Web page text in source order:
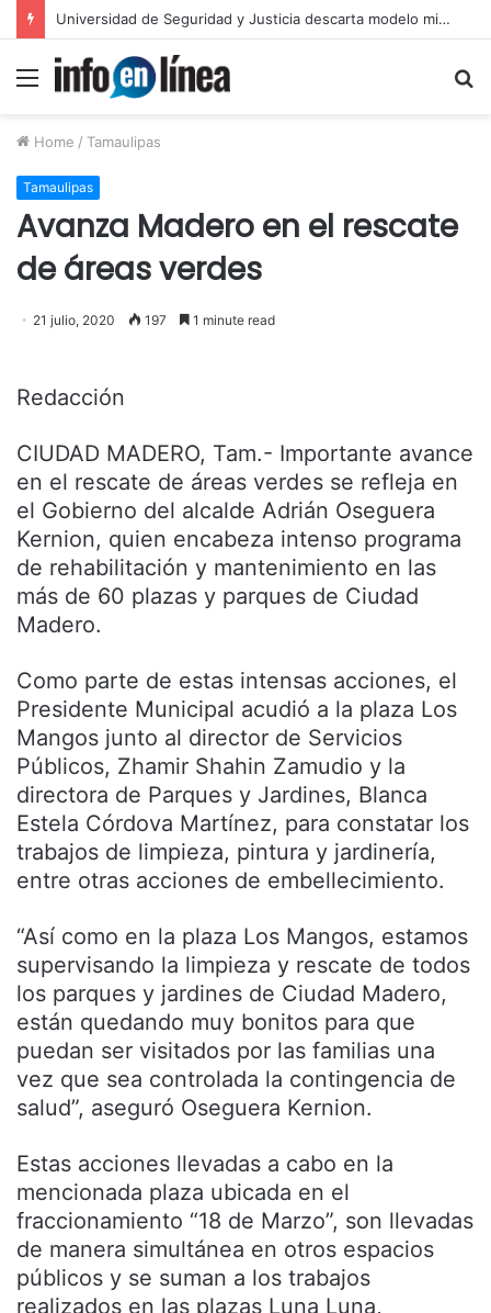
Universidad de Seguridad y Justicia descarta modelo militarizado
Menu
Home / Tamaulipas
Tamaulipas
Avanza Madero en el rescate
de áreas verdes
21 julio, 2020 197 1 minute read
Redacción
CIUDAD MADERO, Tam.- Importante avance
en el rescate de áreas verdes se refleja en
el Gobierno del alcalde Adrián Oseguera
Kernion, quien encabeza intenso programa
de rehabilitación y mantenimiento en las
más de 60 plazas y parques de Ciudad
Madero.
Como parte de estas intensas acciones, el
Presidente Municipal acudió a la plaza Los
Mangos junto al director de Servicios
Públicos, Zhamir Shahin Zamudio y la
directora de Parques y Jardines, Blanca
Estela Córdova Martínez, para constatar los
trabajos de limpieza, pintura y jardinería,
entre otras acciones de embellecimiento.
“Así como en la plaza Los Mangos, estamos
supervisando la limpieza y rescate de todos
los parques y jardines de Ciudad Madero,
están quedando muy bonitos para que
puedan ser visitados por las familias una
vez que sea controlada la contingencia de
salud”, aseguró Oseguera Kernion.
Estas acciones llevadas a cabo en la
mencionada plaza ubicada en el
fraccionamiento “18 de Marzo”, son llevadas
de manera simultánea en otros espacios
públicos y se suman a los trabajos
realizados en las plazas Luna Luna,